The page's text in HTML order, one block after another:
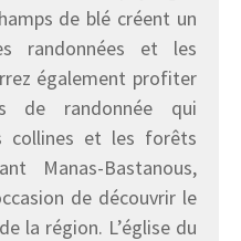
de blé créent un
randonnées et les
également profiter
de randonnée qui
collines et les forêts
Manas-Bastanous,
de découvrir le
la région. L’église du